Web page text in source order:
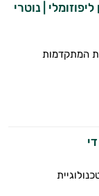
| נוטרי
המתקדמות